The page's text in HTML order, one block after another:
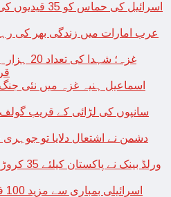
عرب امارات میں زندگی بھر کی
غزہ؛
اسماعیل ہنیہ غزہ میں نئی
سانپوں کی لڑائی کے قریب
دشمن نے اشتعال دلایا تو
ورلڈ